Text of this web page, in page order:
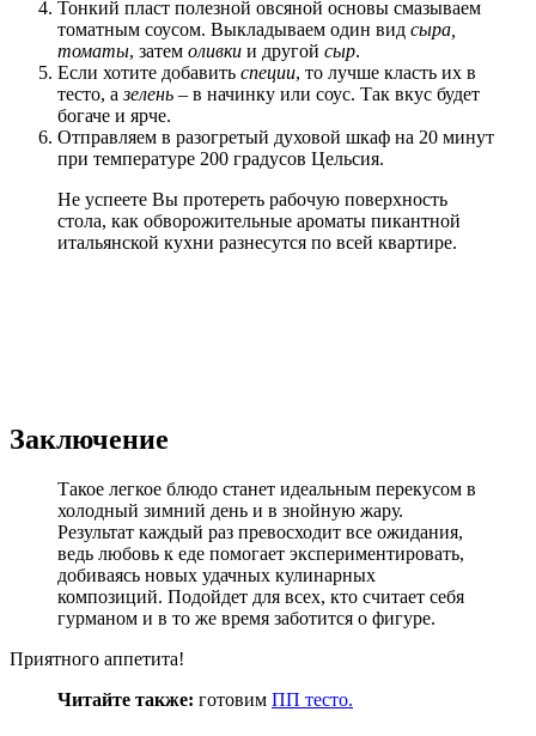
Тонкий пласт полезной овсяной основы смазываем
томатным соусом. Выкладываем один вид сыра,
томаты, затем оливки и другой сыр.
Если хотите добавить специи, то лучше класть их в
тесто, азелень – в начинку или соус. Так вкус будет
богаче и ярче.
Отправляем в разогретый духовой шкаф на 20 минут
при температуре 200 градусов Цельсия.
Не успеете Вы протереть рабочую поверхность
стола, как обворожительные ароматы пикантной
итальянской кухни разнесутся по всей квартире.
Заключение
Такое легкое блюдо станет идеальным перекусом в
холодный зимний день и в знойную жару.
Результат каждый раз превосходит все ожидания,
ведь любовь к еде помогает экспериментировать,
добиваясь новых удачных кулинарных
композиций. Подойдет для всех, кто считает себя
гурманом и в то же время заботится о фигуре.
Приятного аппетита!
Читайте также: готовим ПП тесто.